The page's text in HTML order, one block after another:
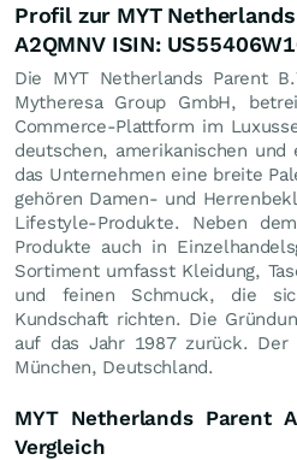
Profil zur MYT
A2QMNV ISIN:
Die MYT Netherlands Parent
Mytheresa Group GmbH,
Commerce-Plattform im
deutschen, amerikanischen
das Unternehmen eine breite
gehören Damen- und
Lifestyle-Produkte. Neben
Produkte auch in
Sortiment umfasst Kleidung,
und feinen Schmuck, die
Kundschaft richten. Die
auf das Jahr 1987 zurück.
München, Deutschland.
MYT Netherlands Parent
Vergleich